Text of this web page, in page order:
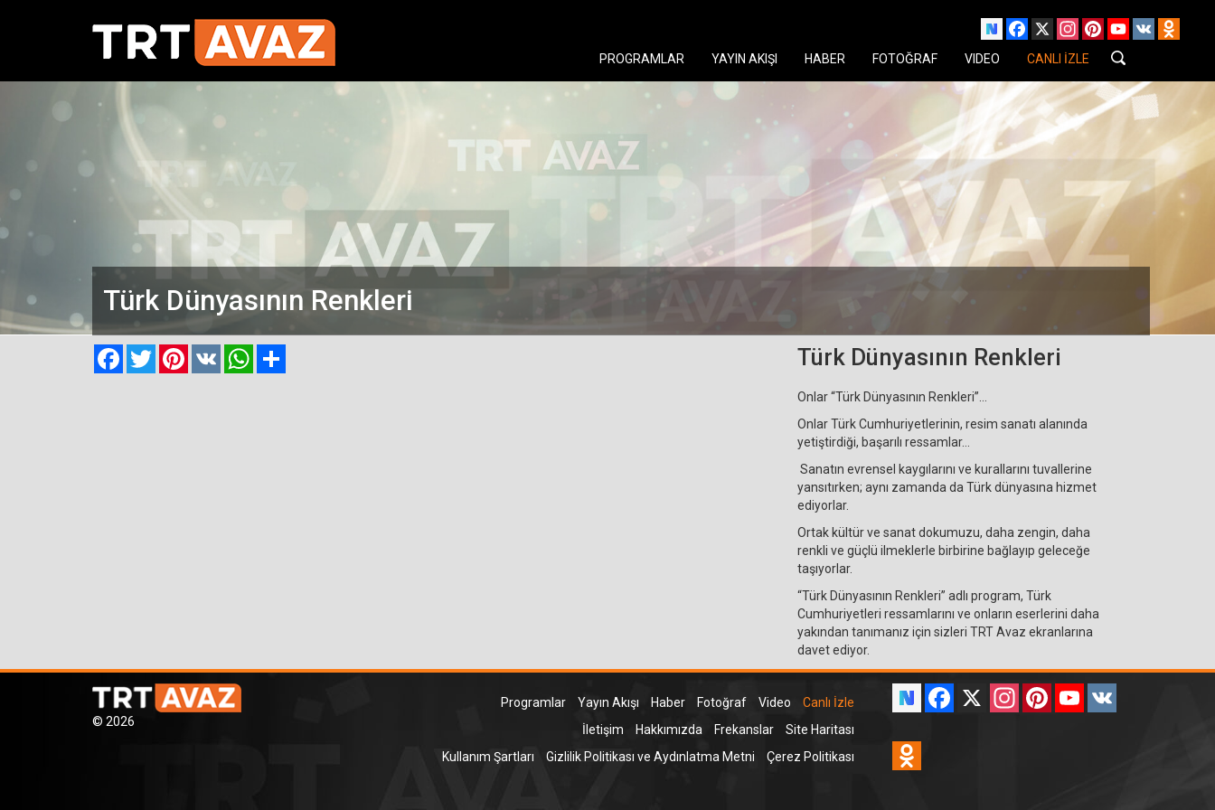
Facebook
X Instagram
PinterestYouTube
VK
PROGRAMLAR YAYIN AKIŞI HABER FOTOĞRAF VIDEO CANLI İZLE
Türk Dünyasının Renkleri
FacebookTwitterPinterest
VK WhatsApp Türk Dünyasının Renkleri
Onlar “Türk Dünyasının Renkleri”…
Onlar Türk Cumhuriyetlerinin, resim sanatı alanında
yetiştirdiği, başarılı ressamlar…
Sanatın evrensel kaygılarını ve kurallarını tuvallerine
yansıtırken; aynı zamanda da Türk dünyasına hizmet
ediyorlar.
Ortak kültür ve sanat dokumuzu, daha zengin, daha
renkli ve güçlü ilmeklerle birbirine bağlayıp geleceğe
taşıyorlar.
“Türk Dünyasının Renkleri” adlı program, Türk
Cumhuriyetleri ressamlarını ve onların eserlerini daha
yakından tanımanız için sizleri TRT Avaz ekranlarına
davet ediyor.
© 2026
Programlar Yayın Akışı Haber Fotoğraf Video
Canlı İzle
İletişim
Hakkımızda Frekanslar
Site Haritası
Kullanım Şartları
Gizlilik Politikası ve Aydınlatma Metni Çerez Politikası
Facebook
X InstagramPinterestYouTube